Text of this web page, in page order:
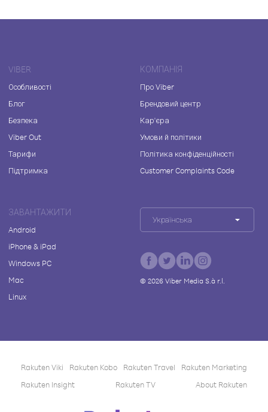
VIBER
Особливості
Блог
Безпека
Viber Out
Тарифи
Підтримка
КОМПАНІЯ
Про Viber
Брендовий центр
Кар'єра
Умови й політики
Політика конфіденційності
Customer Complaints Code
ЗАВАНТАЖИТИ
Android
iPhone & iPad
Windows PC
Mac
Linux
Українська
© 2026Viber Media S.à r.l.
Rakuten Viki Rakuten Kobo Rakuten Travel
Rakuten Marketing
Rakuten Insight
Rakuten TV About Rakuten